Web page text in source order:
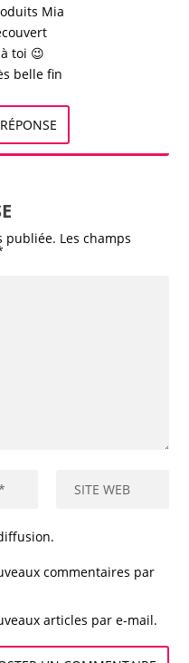
Mia
toi 😉
belle fin
RÉPONSE
publiée. Les champs
commentaires par
articles par e-mail.